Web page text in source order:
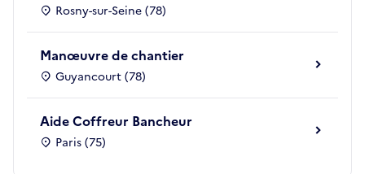
Rosny-sur-Seine (78)
Manœuvre de chantier
Guyancourt (78)
Aide Coffreur Bancheur
Paris (75)